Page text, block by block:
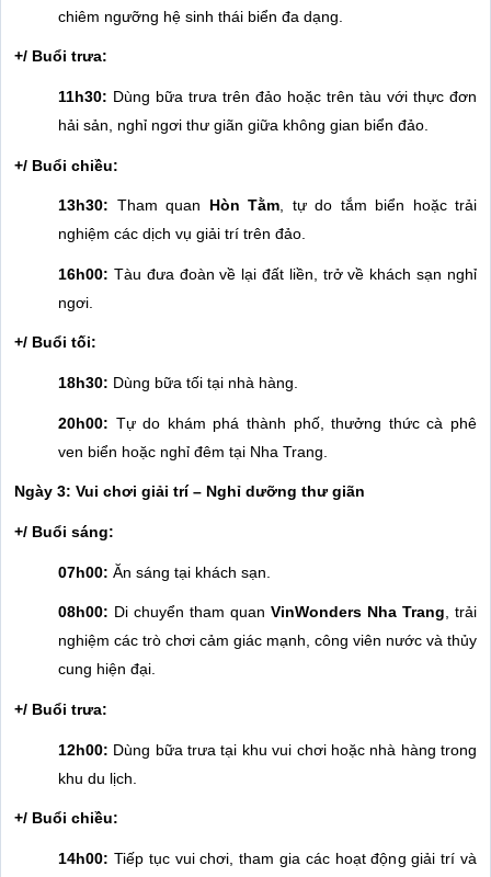
chiêm ngưỡng hệ sinh thái biển đa dạng.
+/ Buổi trưa:
11h30: Dùng bữa trưa trên đảo hoặc trên tàu với thực đơn
hải sản, nghỉ ngơi thư giãn giữa không gian biển đảo.
+/ Buổi chiều:
13h30: Tham quan Hòn Tằm , tự do tắm biển hoặc trải
nghiệm các dịch vụ giải trí trên đảo.
16h00: Tàu đưa đoàn về lại đất liền, trở về khách sạn nghỉ
ngơi.
+/ Buổi tối:
18h30: Dùng bữa tối tại nhà hàng.
20h00: Tự do khám phá thành phố, thưởng thức cà phê
ven biển hoặc nghỉ đêm tại Nha Trang.
Ngày 3: Vui chơi giải trí – Nghỉ dưỡng thư giãn
+/ Buổi sáng:
07h00: Ăn sáng tại khách sạn.
08h00: Di chuyển tham quan VinWonders Nha Trang, trải
nghiệm các trò chơi cảm giác mạnh, công viên nước và thủy
cung hiện đại.
+/ Buổi trưa:
12h00: Dùng bữa trưa tại khu vui chơi hoặc nhà hàng trong
khu du lịch.
+/ Buổi chiều:
14h00: Tiếp tục vui chơi, tham gia các hoạt động giải trí và